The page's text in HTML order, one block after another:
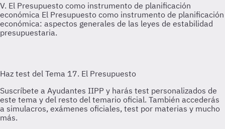
V. El Presupuesto como instrumento de planificación
económica El Presupuesto como instrumento de planificación
económica: aspectos generales de las leyes de estabilidad
presupuestaria.